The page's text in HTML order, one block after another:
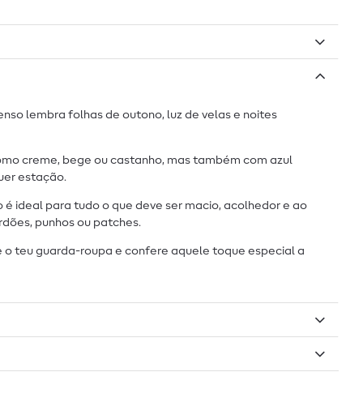
lembra folhas de outono, luz de velas e noites
creme, bege ou castanho, mas também com azul
estação.
ideal para tudo o que deve ser macio, acolhedor e ao
punhos ou patches.
o teu guarda-roupa e confere aquele toque especial a